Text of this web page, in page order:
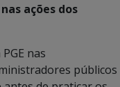
ações dos
nas
públicos